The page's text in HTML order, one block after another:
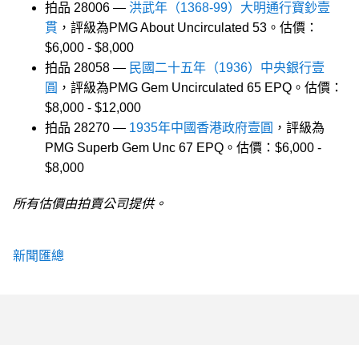
拍品 28006 — 洪武年（1368-99）大明通行寶鈔壹
貫 ，評級為PMG About Uncirculated 53。估價：
$6,000 - $8,000
拍品 28058 — 民國二十五年（1936）中央銀行壹
圓 ，評級為PMG Gem Uncirculated 65 EPQ。估價：
$8,000 - $12,000
拍品 28270 — 1935年中國香港政府壹圓 ，評級為
PMG Superb Gem Unc 67 EPQ。估價：$6,000 -
$8,000
所有估價由拍賣公司提供。
新聞匯總